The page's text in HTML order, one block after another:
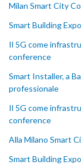
Milan Smart City
Smart Building
Il 5G come
conference
Smart Installer, a
professionale
Il 5G come
conference
Alla Milano Smart
Smart Building